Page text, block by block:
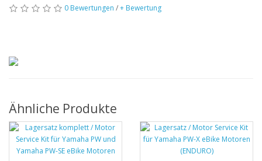
0 Bewertungen /+ Bewertung
Ähnliche Produkte